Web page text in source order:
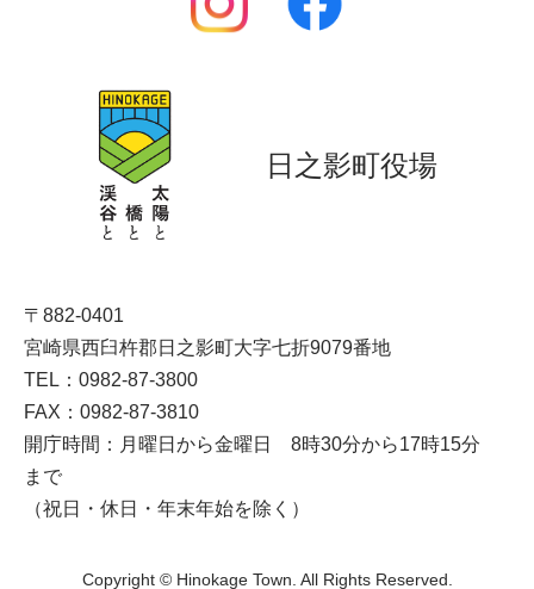
日之影町役場
〒882-0401
宮崎県西臼杵郡日之影町大字七折9079番地
TEL：0982-87-3800
FAX：0982-87-3810
開庁時間：月曜日から金曜日 8時30分から17時15分
まで
（祝日・休日・年末年始を除く）
Copyright © Hinokage Town. All Rights Reserved.